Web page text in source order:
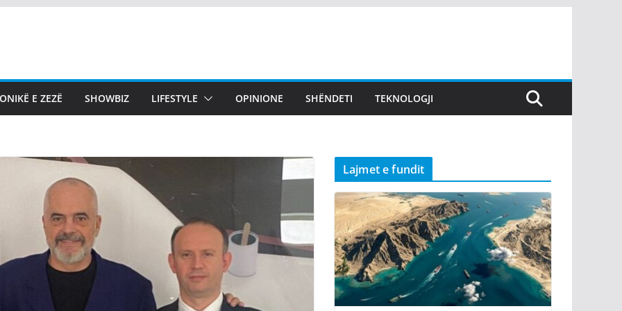
E ZEZË SHOWBIZ LIFESTYLE OPINIONE SHËNDETI TEKNOLOGJI
Lajmet e fundit